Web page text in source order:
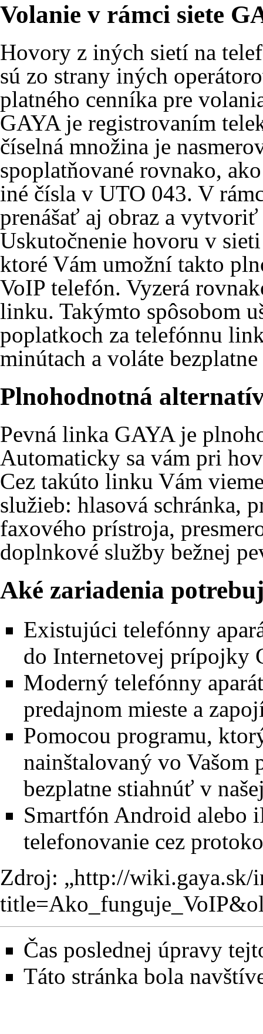
Volanie v rámci siete
Hovory z iných sietí na
sú zo strany iných
platného cenníka pre
GAYA je registrovaním
číselná množina je
spoplatňované rovnako,
iné čísla v UTO 043. V
prenášať aj obraz a
Uskutočnenie hovoru v
ktoré Vám umožní takto
VoIP telefón. Vyzerá
linku. Takýmto spôsobom
poplatkoch za telefónnu
minútach a voláte
Plnohodnotná
Pevná linka GAYA je
Automaticky sa vám pri
Cez takúto linku Vám
služieb: hlasová schránka,
faxového prístroja,
doplnkové služby bežnej
Aké zariadenia
Existujúci telefónny
do Internetovej prípojky
Moderný telefónny
predajnom mieste a
Pomocou programu,
nainštalovaný vo Vašom
bezplatne stiahnúť v
Smartfón Android alebo
telefonovanie cez
Zdroj: „http://wiki.gaya.sk/
Čas poslednej úpravy
Táto stránka bola